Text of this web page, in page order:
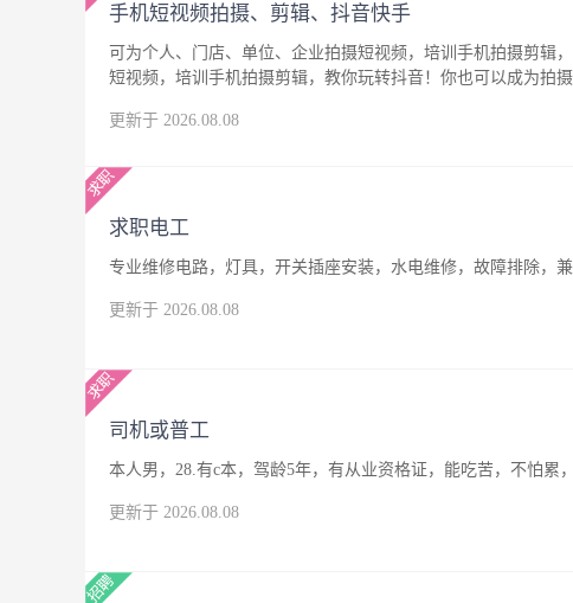
手机短视频拍摄、剪辑、抖音快手
可为个人、门店、单位、企业拍摄短视频，培训手机拍摄剪辑
短视频，培训手机拍摄剪辑，教你玩转抖音！你也可以成为拍
更新于 2026.08.08
求职电工
专业维修电路，灯具，开关插座安装，水电维修，故障排除，兼
更新于 2026.08.08
司机或普工
本人男，28.有c本，驾龄5年，有从业资格证，能吃苦，不怕累
更新于 2026.08.08